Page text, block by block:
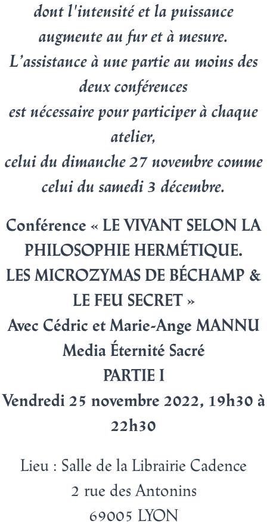
dont l'intensité et la puissance
augmente au fur et à mesure.
L’assistance à une partie au moins des
deux conférences
est nécessaire pour participer à chaque
atelier,
celui du dimanche 27 novembre comme
celui du samedi 3 décembre.
Conférence « LE VIVANT SELON LA
PHILOSOPHIE HERMÉTIQUE.
LES MICROZYMAS DE BÉCHAMP &
LE FEU SECRET »
Avec Cédric et Marie-Ange MANNU
Media Éternité Sacré
PARTIE I
Vendredi 25 novembre 2022, 19h30 à
22h30
Lieu : Salle de la Librairie Cadence
2 rue des Antonins
69005 LYON